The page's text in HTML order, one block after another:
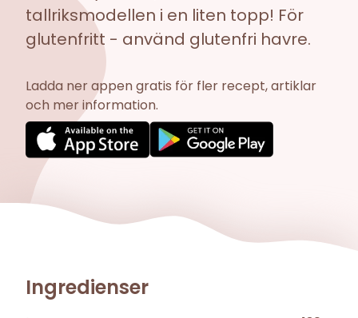
tallriksmodellen i en liten topp! För
glutenfritt - använd glutenfri havre.
Ladda ner appen gratis för fler recept, artiklar
och mer information.
Ingredienser